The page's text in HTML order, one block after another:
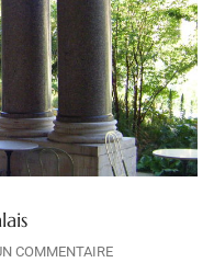
COMMENTAIRE